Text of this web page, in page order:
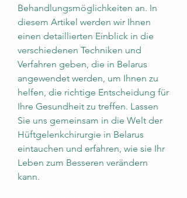
Behandlungsmöglichkeiten an. In
diesem Artikel werden wir Ihnen
einen detaillierten Einblick in die
verschiedenen Techniken und
Verfahren geben, die in Belarus
angewendet werden, um Ihnen zu
helfen, die richtige Entscheidung für
Ihre Gesundheit zu treffen. Lassen
Sie uns gemeinsam in die Welt der
Hüftgelenkchirurgie in Belarus
eintauchen und erfahren, wie sie Ihr
Leben zum Besseren verändern
kann.